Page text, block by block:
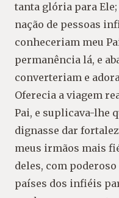
tanta glória para
nação de pessoas
conheceriam meu
permanência lá, e
converteriam e
Oferecia a viagem
Pai, e suplicava-lhe
dignasse dar
meus irmãos mais
deles, com
países dos infiéis